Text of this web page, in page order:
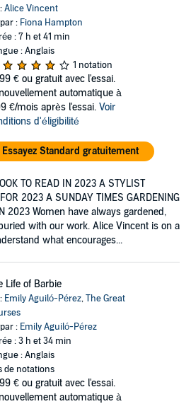
Alice Vincent
: Fiona Hampton
: 7 h et 41 min
: Anglais
1 notation
€ ou gratuit avec l'essai.
automatique à
€/mois après l'essai. Voir
d'éligibilité
Essayez Standard gratuitement
TO READ IN 2023 A STYLIST
2023 A SUNDAY TIMES GARDENING
2023 Women have always gardened,
with our work. Alice Vincent is on a
what encourages...
Life of Barbie
Emily Aguiló-Pérez,The Great
: Emily Aguiló-Pérez
: 3 h et 34 min
: Anglais
de notations
€ ou gratuit avec l'essai.
automatique à